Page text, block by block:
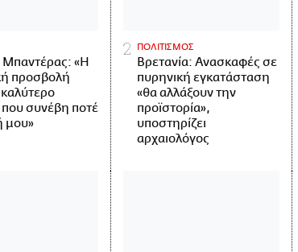
Μπαντέρας: «Η
προσβολή
συνέβη ποτέ
μου»
ΠΟΛΙΤΙΣΜΟΣ
Βρετανία: Ανασκαφές σε
πυρηνική εγκατάσταση
«θα αλλάξουν την
προϊστορία»,
υποστηρίζει
αρχαιολόγος